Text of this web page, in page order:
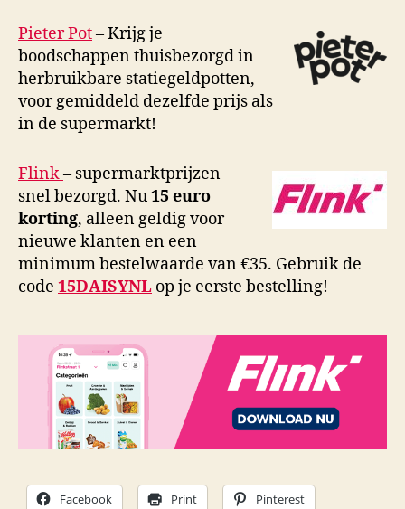
Pieter Pot– Krijg je
boodschappen thuisbezorgd in
herbruikbare statiegeldpotten,
voor gemiddeld dezelfde prijs als
in de supermarkt!
Flink– supermarktprijzen
snel bezorgd. Nu15 euro
korting, alleen geldig voor
nieuwe klanten en een
minimum bestelwaarde van €35. Gebruik de
code 15DAISYNL op je eerste bestelling!
Facebook Print Pinterest